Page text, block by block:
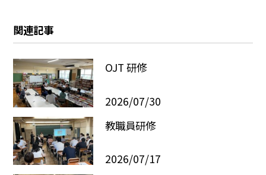
関連記事
OJT 研修
2026/07/30
教職員研修
2026/07/17